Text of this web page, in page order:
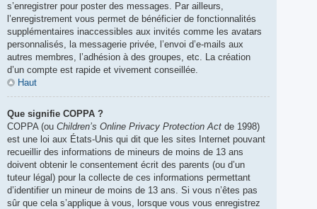
s’enregistrer pour poster des messages. Par ailleurs,
l’enregistrement vous permet de bénéficier de fonctionnalités
supplémentaires inaccessibles aux invités comme les avatars
personnalisés, la messagerie privée, l’envoi d’e-mails aux
autres membres, l’adhésion à des groupes, etc. La création
d’un compte est rapide et vivement conseillée.
Haut
Que signifie COPPA ?
COPPA (ou Children’s Online Privacy Protection Act de 1998)
est une loi aux États-Unis qui dit que les sites Internet pouvant
recueillir des informations de mineurs de moins de 13 ans
doivent obtenir le consentement écrit des parents (ou d’un
tuteur légal) pour la collecte de ces informations permettant
d’identifier un mineur de moins de 13 ans. Si vous n’êtes pas
sûr que cela s’applique à vous, lorsque vous vous enregistrez